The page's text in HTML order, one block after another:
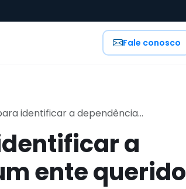
Fale conosco
identificar a dependência...
a
ente querido